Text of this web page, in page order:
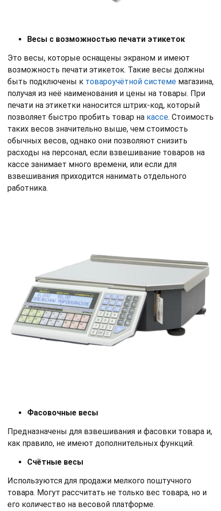
Весы с возможностью печати этикеток
Это весы, которые оснащены экраном и имеют
возможность печати этикеток. Такие весы должны
быть подключены к товароучётной системе магазина,
получая из неё наименования и цены на товары. При
печати на этикетки наносится штрих-код, который
позволяет быстро пробить товар на кассе. Стоимость
таких весов значительно выше, чем стоимость
обычных весов, однако они позволяют снизить
расходы на персонал, если взвешивание товаров на
кассе занимает много времени, или если для
взвешивания приходится нанимать отдельного
работника.
Фасовочные весы
Предназначены для взвешивания и фасовки товара и,
как правило, не имеют дополнительных функций.
Счётные весы
Используются для продажи мелкого поштучного
товара. Могут рассчитать не только вес товара, но и
его количество на весовой платформе.